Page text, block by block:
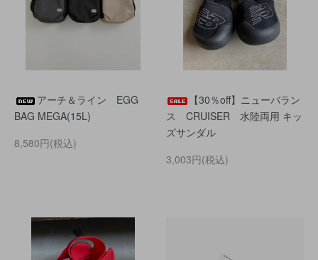
アーチ＆ライン EGG
BAG MEGA(15L)
8,580円(税込)
【30％off】ニューバラン
ス CRUISER 水陸両用 キッ
ズサンダル
3,003円(税込)